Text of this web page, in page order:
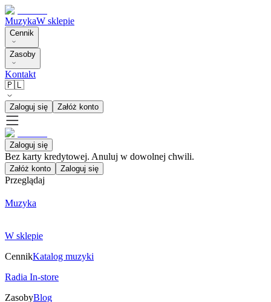
MuzykaW sklepie
Cennik
Zasoby
Kontakt
🇵🇱
Zaloguj się Załóż konto
Zaloguj się
Bez karty kredytowej. Anuluj w dowolnej chwili.
Załóż konto Zaloguj się
Przeglądaj
Muzyka
W sklepie
CennikKatalog muzyki
Radia In-store
ZasobyBlog